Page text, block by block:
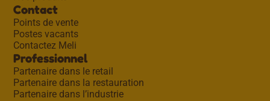
Contact
Points de vente
Postes vacants
Contactez Meli
Professionnel
Partenaire dans le retail
Partenaire dans la restauration
Partenaire dans l’industrie